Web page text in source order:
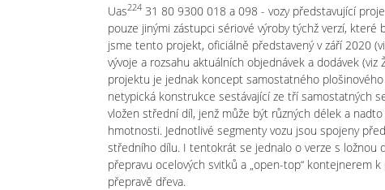
Uas224 31 80 9300 018 a 098 - vozy představující
pouze jinými zástupci sériové výroby týchž verzí,
jsme tento projekt, oficiálně představený v září 2020
vývoje a rozsahu aktuálních objednávek a dodávek
projektu je jednak koncept samostatného
netypická konstrukce sestávající ze tří samostatných
vložen střední díl, jenž může být různých délek a
hmotnosti. Jednotlivé segmenty vozu jsou spojeny
středního dílu. I tentokrát se jednalo o verze s ložnou
přepravu ocelových svitků a „open-top“ kontejnerem
přepravě dřeva.